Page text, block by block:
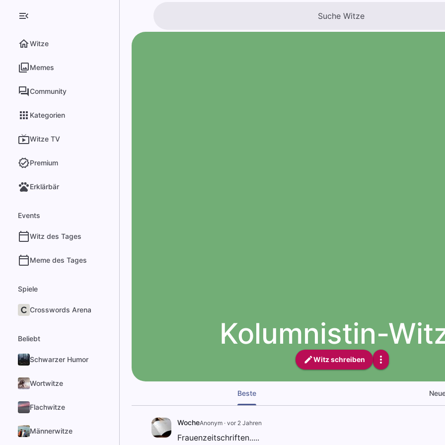
Witze
Memes
Community
Kategorien
Witze TV
Premium
Erklärbär
Events
Witz des Tages
Meme des Tages
Spiele
Crosswords Arena
Beliebt
Schwarzer Humor
Wortwitze
Flachwitze
Männerwitze
Kolumnistin-
Witz schreiben
Beste
WocheAnonym· vor 2 Jahren
Frauenzeitschriften.....